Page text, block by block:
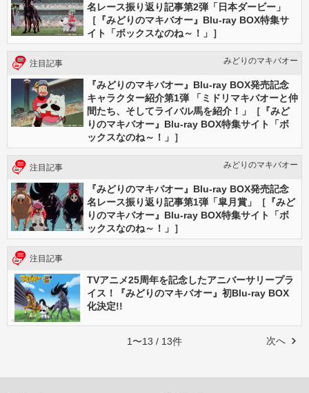
名レース振り返り記事第2弾「日本ダービー」
［『みどりのマキバオー』Blu-ray BOX特集サ
イト「ボックスなのね～！」］
注目記事 みどりのマキバオー
『みどりのマキバオー』Blu-ray BOX発売記念
キャラクター紹介第1弾 「ミドリマキバオーと仲
間たち、そしてライバル馬を紹介！」［『みど
りのマキバオー』Blu-ray BOX特集サイト「ボ
ックスなのね～！」］
注目記事 みどりのマキバオー
『みどりのマキバオー』Blu-ray BOX発売記念
名レース振り返り記事第1弾「皐月賞」［『みど
りのマキバオー』Blu-ray BOX特集サイト「ボ
ックスなのね～！」］
注目記事
TVアニメ25周年を記念したアニバーサリープラ
イス！『みどりのマキバオー』初Blu-ray BOX
化決定!!
次へ
1〜13 / 13件